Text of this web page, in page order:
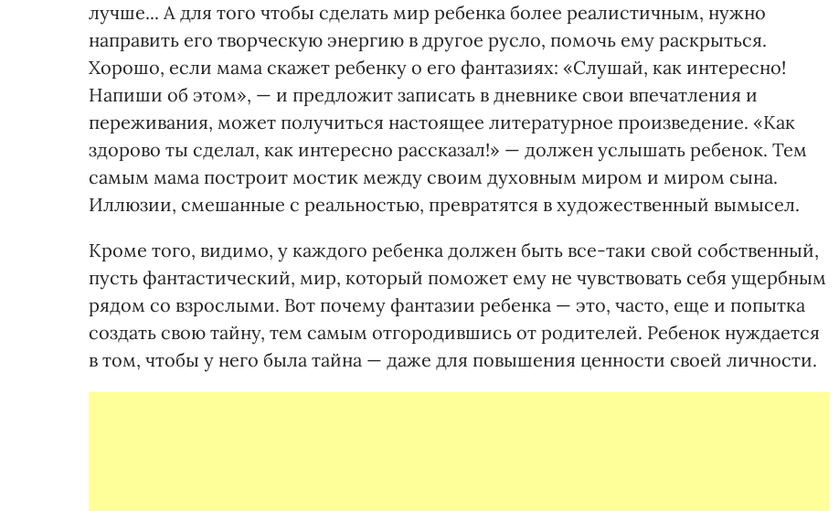
лучше... А для того чтобы сделать мир ребенка более реалистичным, нужно
направить его творческую энергию в другое русло, помочь ему раскрыться.
Хорошо, если мама скажет ребенку о его фантазиях: «Слушай, как интересно!
Напиши об этом», — и предложит записать в дневнике свои впечатления и
переживания, может получиться настоящее литературное произведение. «Как
здорово ты сделал, как интересно рассказал!» — должен услышать ребенок. Тем
самым мама построит мостик между своим духовным миром и миром сына.
Иллюзии, смешанные с реальностью, превратятся в художественный вымысел.
Кроме того, видимо, у каждого ребенка должен быть все-таки свой собственный,
пусть фантастический, мир, который поможет ему не чувствовать себя ущербным
рядом со взрослыми. Вот почему фантазии ребенка — это, часто, еще и попытка
создать свою тайну, тем самым отгородившись от родителей. Ребенок нуждается
в том, чтобы у него была тайна — даже для повышения ценности своей личности.